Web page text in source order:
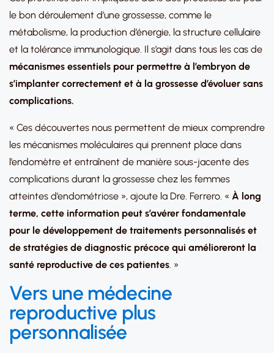
le bon déroulement d’une grossesse, comme le
métabolisme, la production d’énergie, la structure cellulaire
et la tolérance immunologique. Il s’agit dans tous les cas de
mécanismes essentiels pour permettre à l’embryon de
s’implanter correctement et à la grossesse d’évoluer sans
complications.
« Ces découvertes nous permettent de mieux comprendre
les mécanismes moléculaires qui prennent place dans
l’endomètre et entraînent de manière sous-jacente des
complications durant la grossesse chez les femmes
atteintes d’endométriose », ajoute la Dre. Ferrero. « À long
terme, cette information peut s’avérer fondamentale
pour le développement de traitements personnalisés et
de stratégies de diagnostic précoce qui amélioreront la
santé reproductive de ces patientes. »
Vers une médecine
reproductive plus
personnalisée